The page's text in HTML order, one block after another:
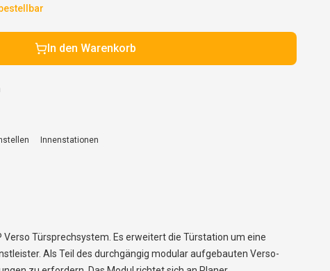
In den Warenkorb
Innenstationen
Türsprechsystem. Es erweitert die Türstation um eine
Als Teil des durchgängig modular aufgebauten Verso-